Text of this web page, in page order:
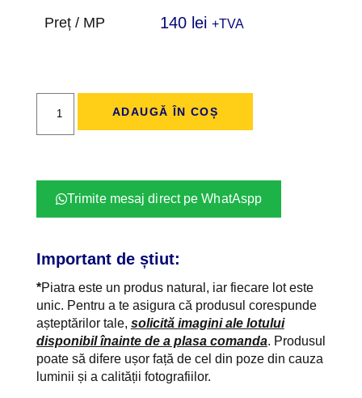
Preț / MP 140 lei +TVA
ADAUGĂ ÎN COȘ
Trimite mesaj direct pe WhatAspp
Important de știut:
*Piatra este un produs natural, iar fiecare lot este
unic. Pentru a te asigura că produsul corespunde
așteptărilor tale, solicită imagini ale lotului
disponibil înainte de a plasa comanda. Produsul
poate să difere ușor față de cel din poze din cauza
luminii și a calității fotografiilor.